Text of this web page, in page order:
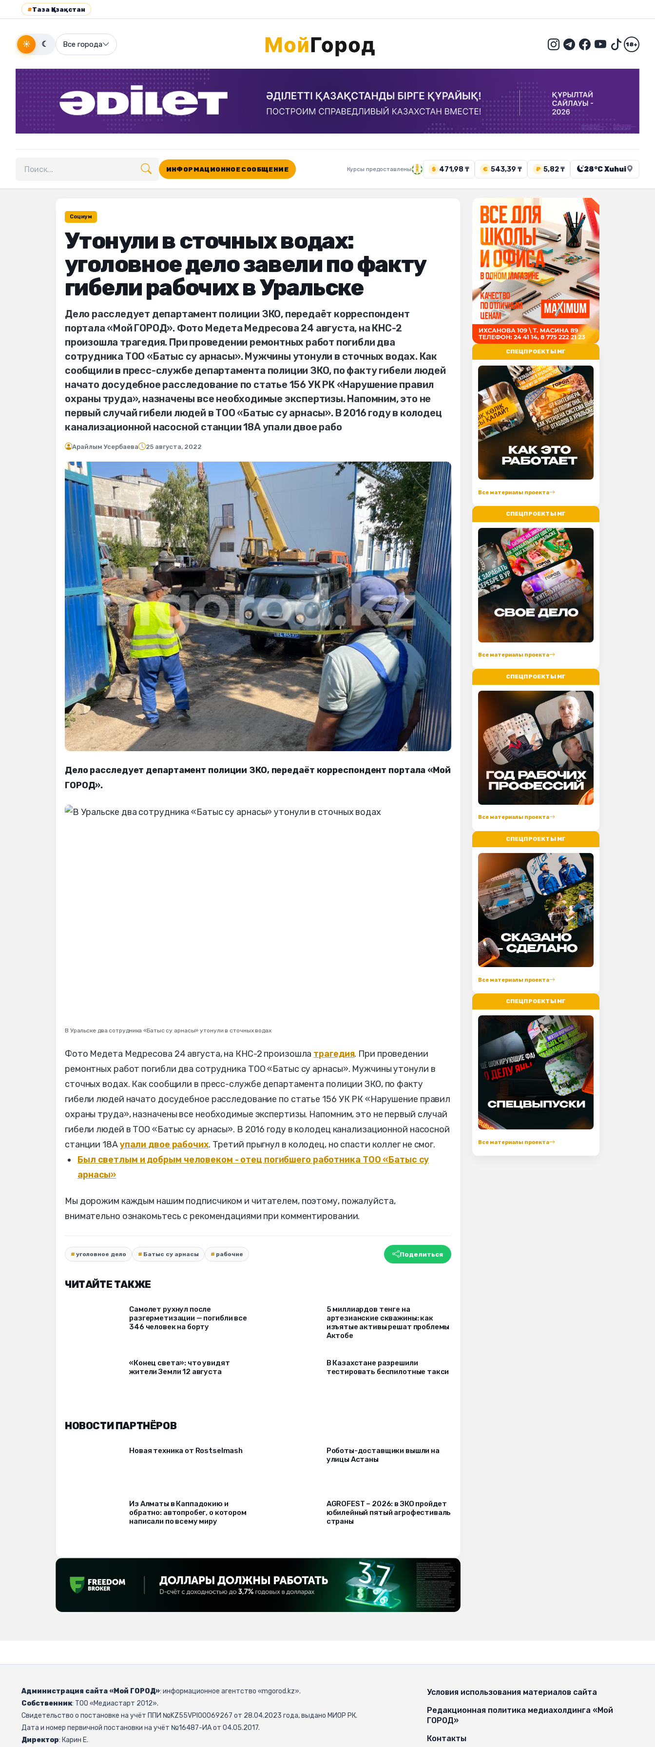
#Таза Қазақстан
☀ ☾ Все города 18+
Поиск по сайту
ИНФОРМАЦИОННОЕ СООБЩЕНИЕ Курсы предоставлены $ 471,98 ₸ € 543,39 ₸ ₽ 5,82 ₸ 28°C Xuhui
Социум
Утонули в сточных водах:
уголовное дело завели по факту
гибели рабочих в Уральске
Дело расследует департамент полиции ЗКО, передаёт корреспондент
портала «Мой ГОРОД». Фото Медета Медресова 24 августа, на КНС-2
произошла трагедия. При проведении ремонтных работ погибли два
сотрудника ТОО «Батыс су арнасы». Мужчины утонули в сточных водах. Как
сообщили в пресс-службе департамента полиции ЗКО, по факту гибели людей
начато досудебное расследование по статье 156 УК РК «Нарушение правил
охраны труда», назначены все необходимые экспертизы. Напомним, это не
первый случай гибели людей в ТОО «Батыс су арнасы». В 2016 году в колодец
канализационной насосной станции 18А упали двое рабо
Арайлым Усербаева 25 августа, 2022
Дело расследует департамент полиции ЗКО, передаёт корреспондент портала «Мой
ГОРОД».
В Уральске два сотрудника «Батыс су арнасы» утонули в сточных водах
Фото Медета Медресова 24 августа, на КНС-2 произошла трагедия. При проведении
ремонтных работ погибли два сотрудника ТОО «Батыс су арнасы». Мужчины утонули в
сточных водах. Как сообщили в пресс-службе департамента полиции ЗКО, по факту
гибели людей начато досудебное расследование по статье 156 УК РК «Нарушение правил
охраны труда», назначены все необходимые экспертизы. Напомним, это не первый случай
гибели людей в ТОО «Батыс су арнасы». В 2016 году в колодец канализационной насосной
станции 18Аупали двое рабочих. Третий прыгнул в колодец, но спасти коллег не смог.
Был светлым и добрым человеком - отец погибшего работника ТОО «Батыс су
арнасы»
Мы дорожим каждым нашим подписчиком и читателем, поэтому, пожалуйста,
внимательно ознакомьтесь с рекомендациями при комментировании.
уголовное дело Батыс су арнасы рабочие Поделиться
ЧИТАЙТЕ ТАКЖЕ
Самолет рухнул после
разгерметизации — погибли все
346 человек на борту
5 миллиардов тенге на
артезианские скважины: как
изъятые активы решат проблемы
Актобе
«Конец света»: что увидят
жители Земли 12 августа
В Казахстане разрешили
тестировать беспилотные такси
НОВОСТИ ПАРТНЁРОВ
Новая техника от Rostselmash
Роботы-доставщики вышли на
улицы Астаны
Из Алматы в Каппадокию и
обратно: автопробег, о котором
написали по всему миру
AGROFEST – 2026: в ЗКО пройдет
юбилейный пятый агрофестиваль
страны
СПЕЦПРОЕКТЫ МГ
Все материалы проекта
СПЕЦПРОЕКТЫ МГ
Все материалы проекта
СПЕЦПРОЕКТЫ МГ
Все материалы проекта
СПЕЦПРОЕКТЫ МГ
Все материалы проекта
СПЕЦПРОЕКТЫ МГ
Все материалы проекта
Администрация сайта «Мой ГОРОД»: информационное агентство «mgorod.kz».
Собственник: ТОО «Медиастарт 2012».
Свидетельство о постановке на учёт ППИ №KZ55VPI00069267 от 28.04.2023 года, выдано МИОР РК.
Дата и номер первичной постановки на учёт №16487-ИА от 04.05.2017.
Директор: Карин Е.
Условия использования материалов сайта
Редакционная политика медиахолдинга «Мой
ГОРОД»
Контакты